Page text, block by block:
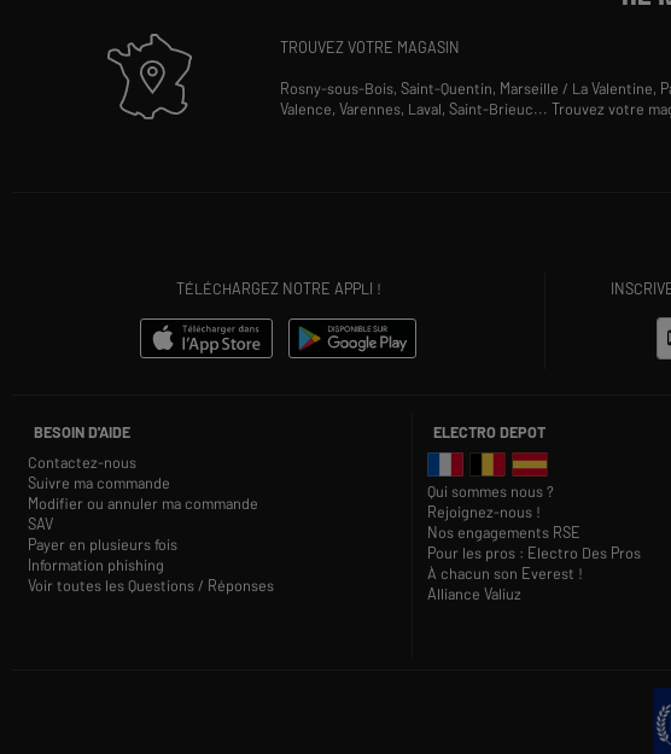
TROUVEZ VOTRE MAGASIN
Rosny-sous-Bois,Saint-Quentin, Marseille / La Valentine,
Valence,Varennes, Laval,Saint-Brieuc...Trouvez votre
TÉLÉCHARGEZ NOTRE APPLI !
BESOIN D'AIDE
Contactez-nous
Suivre ma commande
Modifier ou annuler ma commande
SAV
Payer en plusieurs fois
Information phishing
Voir toutes les Questions / Réponses
ELECTRO DEPOT
Qui sommes nous ?
Rejoignez-nous !
Nos engagements RSE
Pour les pros : Electro Des Pros
À chacun son Everest !
Alliance Valiuz